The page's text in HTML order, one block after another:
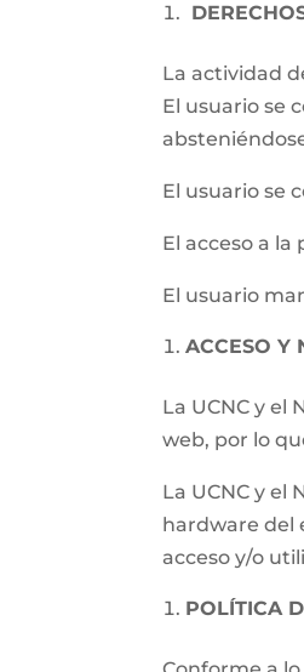
La actividad
El usuario se
El usuario se
El acceso a
El usuario
ACCESO Y
La UCNC y
web, por lo
La UCNC y el
hardware del
acceso y/o
POLÍTICA